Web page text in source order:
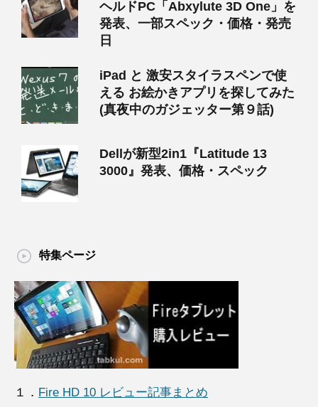
ヘルドPC「Abxylute 3D One」を
発表、一部スペック・価格・発売
日
iPad と 激安スタイラスペンで使
える お絵かきアプリを探してみた
(真夜中のガジェッター第９話)
Dellが新型2in1『Latitude 13
3000』発表、価格・スペック
特集ページ
１． Fire HD 10 レビュー記事まとめ